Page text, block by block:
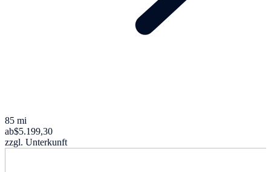
85 mi
ab$5.199,30
zzgl. Unterkunft